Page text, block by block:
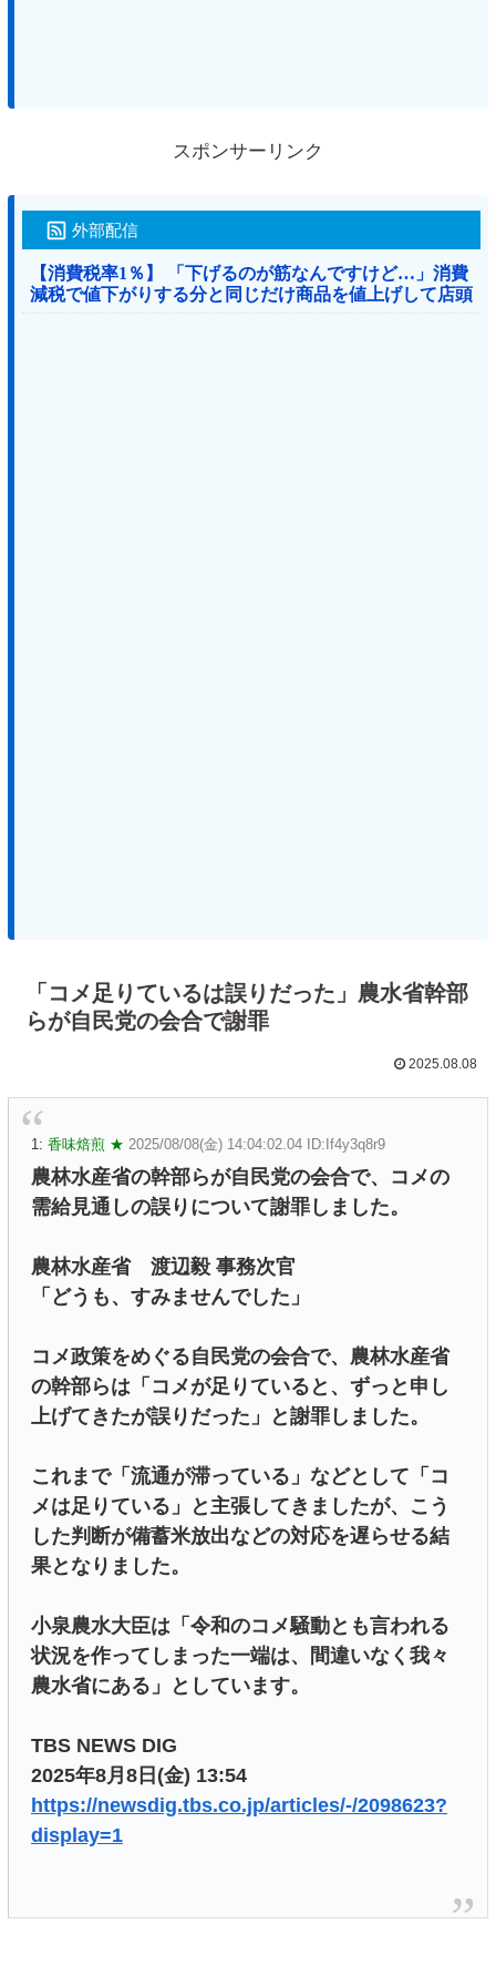
スポンサーリンク
外部配信
【消費税率1％】 「下げるのが筋なんですけど…」消費
減税で値下がりする分と同じだけ商品を値上げして店頭
価格を変えない店も
「コメ足りているは誤りだった」農水省幹部
らが自民党の会合で謝罪
2025.08.08
1: 香味焙煎 ★ 2025/08/08(金) 14:04:02.04 ID:If4y3q8r9
農林水産省の幹部らが自民党の会合で、コメの
需給見通しの誤りについて謝罪しました。
農林水産省 渡辺毅 事務次官
「どうも、すみませんでした」
コメ政策をめぐる自民党の会合で、農林水産省
の幹部らは「コメが足りていると、ずっと申し
上げてきたが誤りだった」と謝罪しました。
これまで「流通が滞っている」などとして「コ
メは足りている」と主張してきましたが、こう
した判断が備蓄米放出などの対応を遅らせる結
果となりました。
小泉農水大臣は「令和のコメ騒動とも言われる
状況を作ってしまった一端は、間違いなく我々
農水省にある」としています。
TBS NEWS DIG
2025年8月8日(金) 13:54
https://newsdig.tbs.co.jp/articles/-/2098623?
display=1